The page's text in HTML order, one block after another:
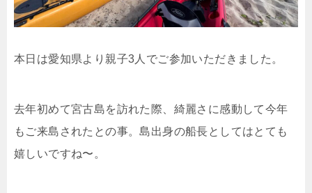
本日は愛知県より親子3人でご参加いただきました。
去年初めて宮古島を訪れた際、綺麗さに感動して今年
もご来島されたとの事。島出身の船長としてはとても
嬉しいですね〜。